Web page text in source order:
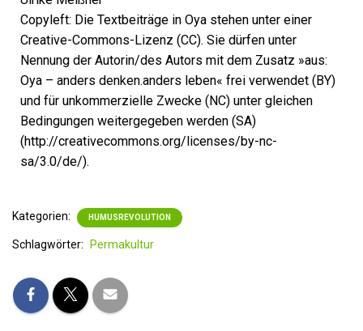
Copyleft: Die Textbeiträge in Oya stehen unter einer
Creative-Commons-Lizenz (CC). Sie dürfen unter
Nennung der Autorin/des Autors mit dem Zusatz »aus:
Oya – anders denken.anders leben« frei verwendet (BY)
und für unkommerzielle Zwecke (NC) unter gleichen
Bedingungen weitergegeben werden (SA)
(http://creativecommons.org/licenses/by-nc-
sa/3.0/de/).
Kategorien: HUMUSREVOLUTION
Schlagwörter: Permakultur